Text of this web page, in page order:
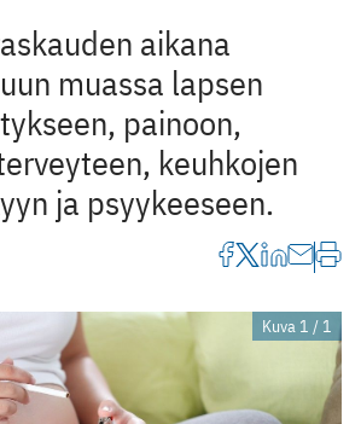
aikana
muassa lapsen
painoon,
keuhkojen
ja psyykeeseen.
Kuva 1 / 1